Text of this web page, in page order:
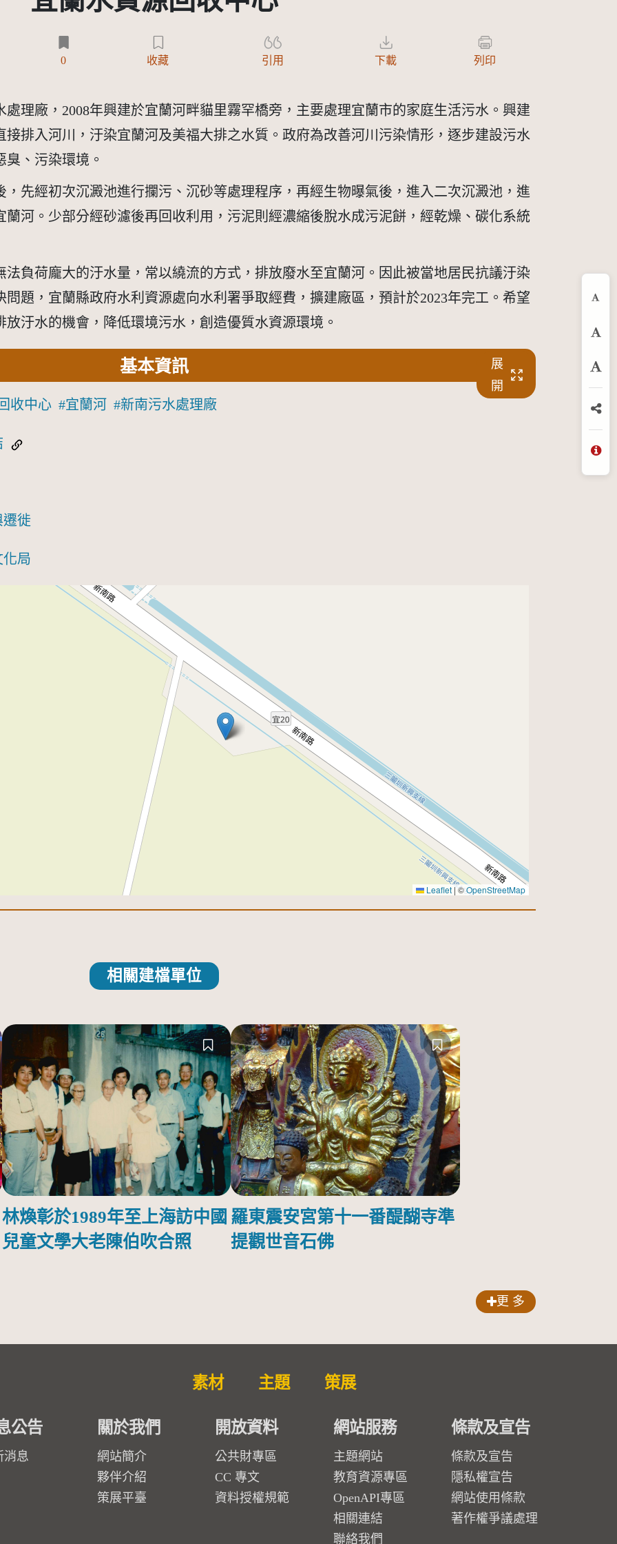
0 收藏 引用 下載 列印
廠，2008年興建於宜蘭河畔貓里霧罕橋旁，主要處理宜蘭市的家庭生活污水。興建
排入河川，汙染宜蘭河及美福大排之水質。政府為改善河川污染情形，逐步建設污水
、污染環境。
經初次沉澱池進行攔污、沉砂等處理程序，再經生物曝氣後，進入二次沉澱池，進
河。少部分經砂濾後再回收利用，污泥則經濃縮後脫水成污泥餅，經乾燥、碳化系統
荷龐大的汙水量，常以繞流的方式，排放廢水至宜蘭河。因此被當地居民抗議汙染
題，宜蘭縣政府水利資源處向水利署爭取經費，擴建廠區，預計於2023年完工。希望
汙水的機會，降低環境污水，創造優質水資源環境。
基本資訊
展
開
收中心 宜蘭河 新南污水處理廠
遷徙
局
Leaflet |©OpenStreetMap
相關建檔單位
林煥彰於1989年至上海訪中國
兒童文學大老陳伯吹合照
羅東震安宮第十一番醍醐寺準
提觀世音石佛
更 多
放
分
素材 主題 策展
公告
消息
關於我們
網站簡介
夥伴介紹
策展平臺
開放資料
公共財專區
CC 專文
資料授權規範
網站服務
主題網站
教育資源專區
OpenAPI專區
相關連結
聯絡我們
條款及宣告
條款及宣告
隱私權宣告
網站使用條款
著作權爭議處理